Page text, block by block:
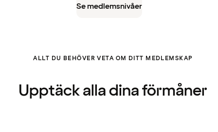
Se medlemsnivåer
ALLT DU BEHÖVER VETA OM DITT MEDLEMSKAP
Upptäck alla dina förmåner